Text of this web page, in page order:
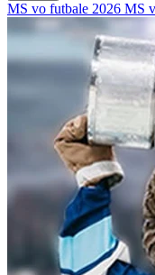
MS vo futbale 2026 MS